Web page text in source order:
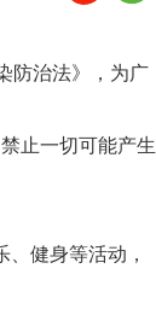
防治法》，为广
止一切可能产生
健身等活动，